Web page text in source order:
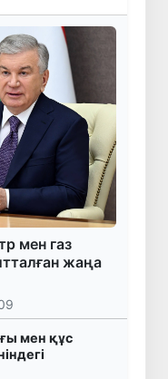
мен газ
жаңа
мен құс